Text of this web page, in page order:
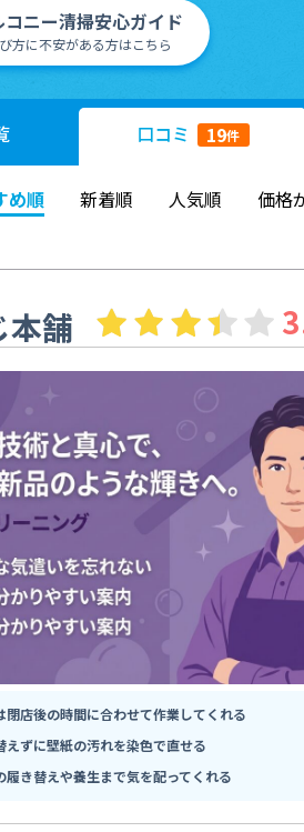
ニー清掃安心ガイド
方に不安がある方はこちら
口コミ 19件
め順 新着順 人気順 価格
本舗
閉店後の時間に合わせて作業してくれる
えずに壁紙の汚れを染色で直せる
履き替えや養生まで気を配ってくれる